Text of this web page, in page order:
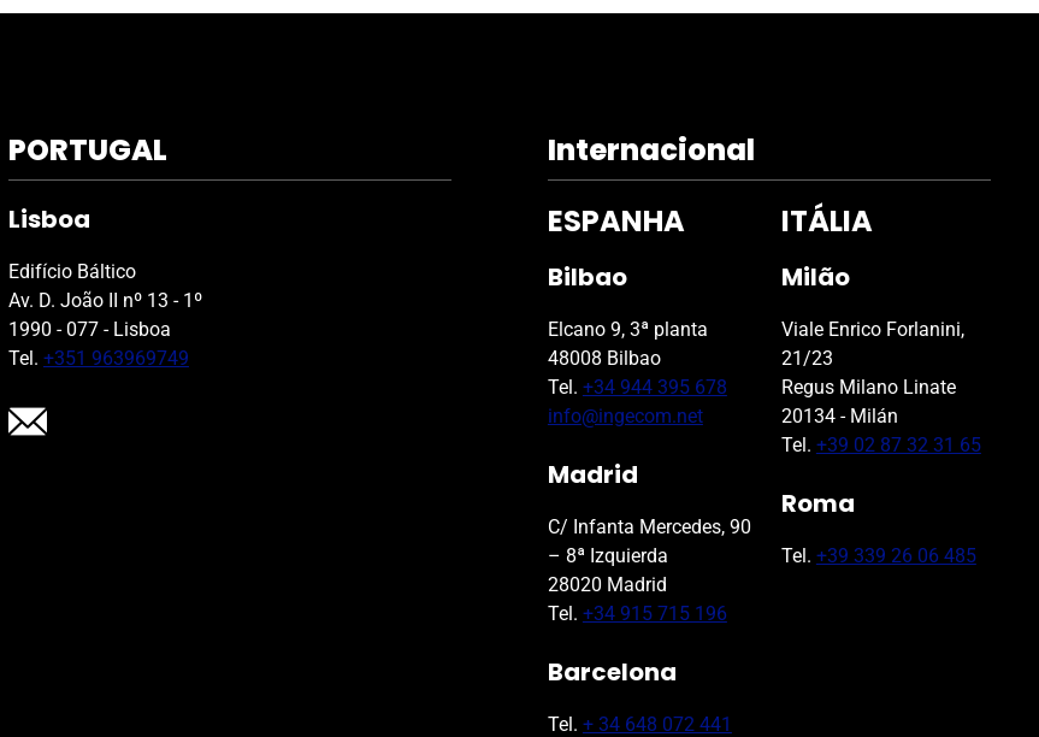
PORTUGAL
Lisboa
Edifício Báltico
Av. D. João II nº 13 - 1º
1990 - 077 - Lisboa
Tel. +351 963969749
Internacional
ESPANHA
Bilbao
Elcano 9, 3ª planta
48008 Bilbao
Tel. +34 944 395 678
info@ingecom.net
Madrid
C/ Infanta Mercedes, 90
– 8ª Izquierda
28020 Madrid
Tel. +34 915 715 196
Barcelona
Tel. + 34 648 072 441
ITÁLIA
Milão
Viale Enrico Forlanini,
21/23
Regus Milano Linate
20134 - Milán
Tel. +39 02 87 32 31 65
Roma
Tel. +39 339 26 06 485